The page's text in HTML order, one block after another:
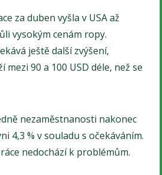
za duben vyšla v USA až
vysokým cenám ropy.
ještě další zvýšení,
90 a 100 USD déle, než se
nezaměstnanosti nakonec
4,3 % v souladu s očekáváním.
nedochází k problémům.